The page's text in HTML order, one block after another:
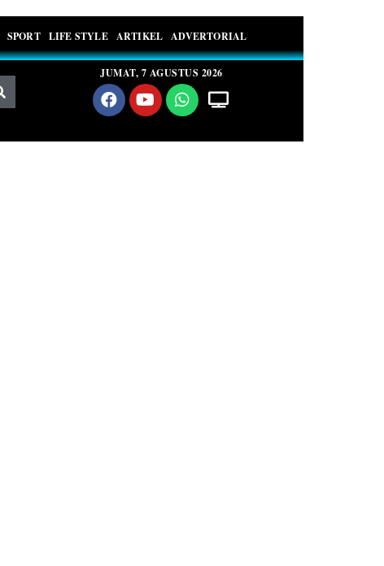
SPORT LIFE STYLE ARTIKEL ADVERTORIAL
JUMAT, 7 AGUSTUS 2026